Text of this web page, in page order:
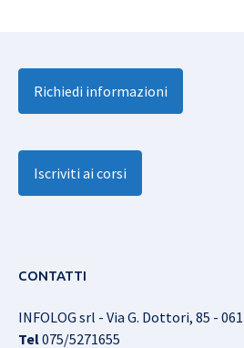
Richiedi informazioni
Iscriviti ai corsi
CONTATTI
INFOLOG srl - Via G. Dottori, 85 -
Tel075/5271655